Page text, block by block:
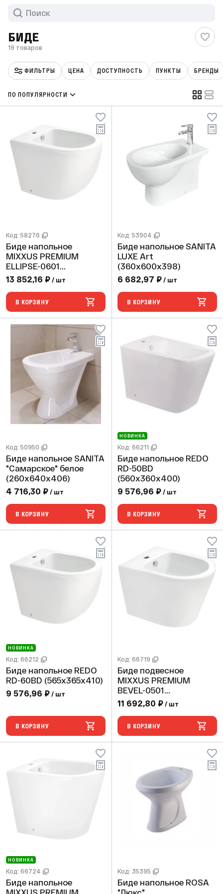
БИДЕ
19 товаров
ФИЛЬТРЫ ЦЕНА ДОСТУПНОСТЬ ПУНКТЫ БРЕНДЫ
ПО ПОПУЛЯРНОСТИ
Код: 58276
Биде напольное
MIXXUS PREMIUM
ELLIPSE-0601
(580х360х410)
13 852,16 ₽ / шт
В КОРЗИНУ
Код: 53904
Биде напольное SANITA
LUXE Art
(360x600x398)
6 682,97 ₽ / шт
В КОРЗИНУ
Код: 50950
Биде напольное SANITA
"Самарское" белое
(260x640x406)
4 716,30 ₽ / шт
В КОРЗИНУ
НОВИНКА
Код: 66211
Биде напольное REDO
RD-50BD
(560х360х400)
9 576,96 ₽ / шт
В КОРЗИНУ
НОВИНКА
Код: 66212
Биде напольное REDO
RD-60BD (565х365х410)
9 576,96 ₽ / шт
В КОРЗИНУ
Код: 66719
Биде подвесное
MIXXUS PREMIUM
BEVEL-0501
(515x360x345)
11 692,80 ₽ / шт
В КОРЗИНУ
НОВИНКА
Код: 66724
Биде напольное
Код: 35395
Биде напольное ROSA